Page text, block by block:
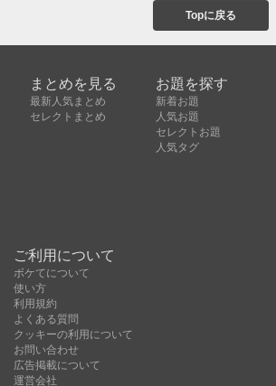
Topに戻る
まとめを見る
最新人気まとめ
セレクトまとめ
お題を探す
新着お題
人気お題
セレクトお題
人気タグ
ご利用について
ボケてについて
使い方
利用規約
よくある質問
クッキーの利用について
お問い合わせ
広告掲載について
運営会社